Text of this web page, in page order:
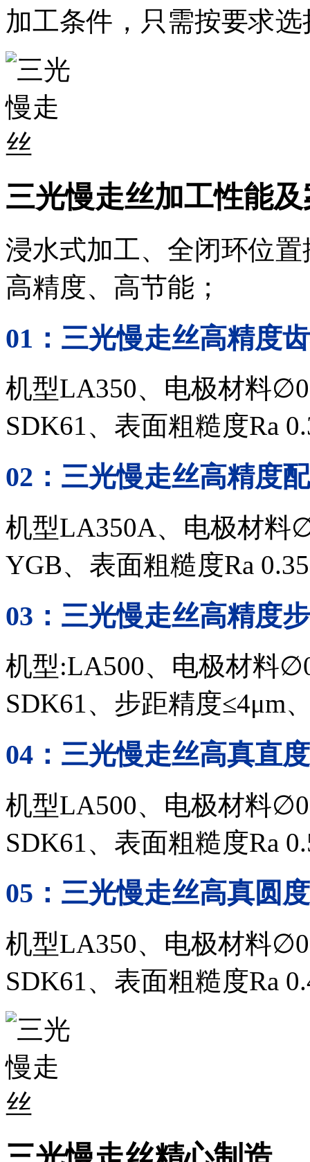
加工条件，只需按要求选
三光慢走丝加工性能
浸水式加工、全闭环位
高精度、高节能；
01 ：三光慢走丝高精度
机型LA350、 电极材料∅
SDK61、 表面粗糙度Ra
02 ：三光慢走丝高精度
机型LA350A、 电极材料
YGB、 表面粗糙度Ra 0.35
03 ：三光慢走丝高精度
机型:LA500、 电极材料∅
SDK61、 步距精度≤4μm
04 ：三光慢走丝高真直
机型LA500、 电极材料∅
SDK61、 表面粗糙度Ra
05 ：三光慢走丝高真圆
机型LA350、 电极材料∅
SDK61、 表面粗糙度Ra